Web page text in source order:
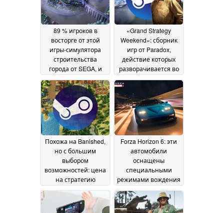
89 % игроков в
восторге от этой
игры-симулятора
строительства
города от SEGA, и
сейчас на ней в
Steam действует
скидка 85 %17 June
2026
«Grand Strategy
Weekend»: сборник
игр от Paradox,
действие которых
разворачивается во
время Второй
мировой войны,
временно доступен
в Steam бесплатно12
June 2026
Похожа на Banished,
но с большим
выбором
возможностей: цена
на стратегию
выживания в Steam
впервые опустилась
ниже 5 долларов
12
Forza Horizon 6: эти
автомобили
оснащены
специальными
режимами вождения
и дополнительными
функциями12 June
2026